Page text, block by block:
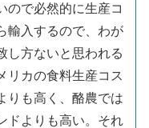
ので必然的に生産コ
輸入するので、わが
し方ないと思われる
リカの食料生産コス
りも高く、酪農では
ドよりも高い。それ